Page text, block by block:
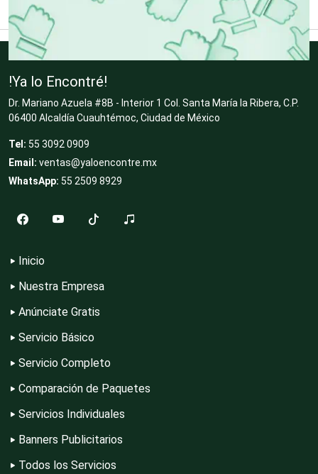
Clínicas de Rehabilitación
Clínicas y Hospitales
Clubes Deportivos
Cocinas Integrales
Compresores de aire
Computadoras
!Ya lo Encontré!
Dr. Mariano Azuela #8B - Interior 1 Col. Santa María la Ribera, C.P.
06400 Alcaldía Cuauhtémoc, Ciudad de México
Tel: 55 3092 0909
Email: ventas@yaloencontre.mx
WhatsApp: 55 2509 8929
Inicio
Nuestra Empresa
Anúnciate Gratis
Servicio Básico
Servicio Completo
Comparación de Paquetes
Servicios Individuales
Banners Publicitarios
Todos los Servicios